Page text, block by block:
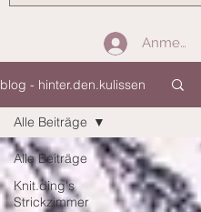
Anmelden
blog - hinter.den.kulissen
Alle Beiträge
Knit.ding's
Strickzimmer
Alle Beiträge